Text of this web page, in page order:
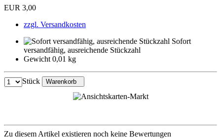
EUR 3,00
zzgl. Versandkosten
Sofort
versandfähig, ausreichende Stückzahl
Gewicht 0,01 kg
Stück Warenkorb
Zu diesem Artikel existieren noch keine Bewertungen